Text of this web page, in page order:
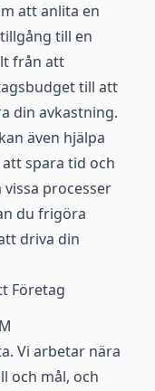
att anlita en
till en
från att
till att
din avkastning.
även hjälpa
spara tid och
processer
du frigöra
driva din
Företag
Vi arbetar nära
och mål, och